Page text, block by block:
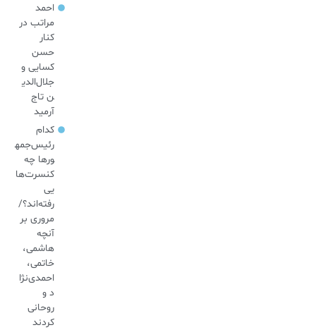
احمد
مراتب در
کنار
حسن
کسایی و
جلال‌الدی
ن تاج
آرمید
کدام
رئیس‌جمه
ورها چه
کنسرت‌ها
یی
رفته‌اند؟/
مروری بر
آنچه
هاشمی،
خاتمی،
احمدی‌نژا
د و
روحانی
کردند